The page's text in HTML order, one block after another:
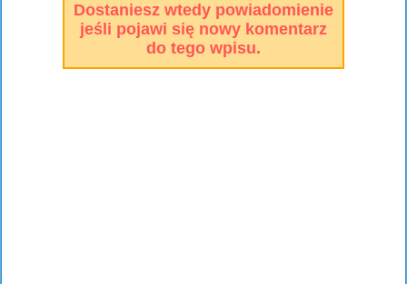
Dostaniesz wtedy powiadomienie
jeśli pojawi się nowy komentarz
do tego wpisu.